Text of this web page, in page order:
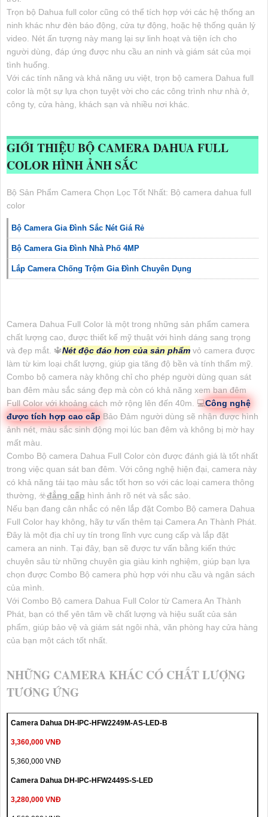
Trọn bộ Dahua full color cũng có thể tích hợp với các hệ thống an
ninh khác như đèn báo động, cửa tự động, hoặc hệ thống quản lý
video. Nét ấn tượng này mang lại sự linh hoạt và tiện ích cho
người dùng, đáp ứng được nhu cầu an ninh và giám sát của mọi
tình huống.
Với các tính năng và khả năng ưu việt, trọn bộ camera Dahua full
color là một sự lựa chọn tuyệt vời cho các công trình như nhà ở,
công ty, cửa hàng, khách sạn và nhiều nơi khác.
GIỚI THIỆUBỘ CAMERA DAHUA FULL
COLORHÌNH ẢNH SẮC
Bộ Sản Phẩm Camera Chọn Lọc Tốt Nhất: Bộ camera dahua full
color
Bộ Camera Gia Đình Sắc Nét Giá Rẻ
Bộ Camera Gia Đình Nhà Phố 4MP
Lắp Camera Chống Trộm Gia Đình Chuyên Dụng
Camera Dahua Full Color là một trong những sản phẩm camera
chất lượng cao, được thiết kế mỹ thuật với hình dáng sang trọng
và đẹp mắt. 🔱Nét độc đáo hơn của sản phẩm vỏ camera được
làm từ kim loại chất lượng, giúp gia tăng độ bền và tính thẩm mỹ.
Combo bộ camera này không chỉ cho phép người dùng quan sát
ban đêm màu sắc sáng đẹp mà còn có khả năng xem ban đêm
Full Color với khoảng cách mở rộng lên đến 40m. 💻Công nghệ
được tích hợp cao cấp Bảo Đảm người dùng sẽ nhận được hình
ảnh nét, màu sắc sinh động mọi lúc ban đêm và không bị mờ hay
mất màu.
Combo Bộ camera Dahua Full Color còn được đánh giá là tốt nhất
trong việc quan sát ban đêm. Với công nghệ hiện đại, camera này
có khả năng tái tạo màu sắc tốt hơn so với các loại camera thông
thường, ☣️đẳng cấp hình ảnh rõ nét và sắc sảo.
Nếu bạn đang cân nhắc có nên lắp đặt Combo Bộ camera Dahua
Full Color hay không, hãy tư vấn thêm tại Camera An Thành Phát.
Đây là một địa chỉ uy tín trong lĩnh vực cung cấp và lắp đặt
camera an ninh. Tại đây, bạn sẽ được tư vấn bằng kiến thức
chuyên sâu từ những chuyên gia giàu kinh nghiệm, giúp bạn lựa
chọn được Combo Bộ camera phù hợp với nhu cầu và ngân sách
của mình.
Với Combo Bộ camera Dahua Full Color từ Camera An Thành
Phát, bạn có thể yên tâm về chất lượng và hiệu suất của sản
phẩm, giúp bảo vệ và giám sát ngôi nhà, văn phòng hay cửa hàng
của bạn một cách tốt nhất.
NHỮNG CAMERA KHÁC CÓ CHẤT LƯỢNG
TƯƠNG ỨNG
Camera Dahua DH-IPC-HFW2249M-AS-LED-B
3,360,000 VNĐ
5,360,000 VNĐ
Camera Dahua DH-IPC-HFW2449S-S-LED
3,280,000 VNĐ